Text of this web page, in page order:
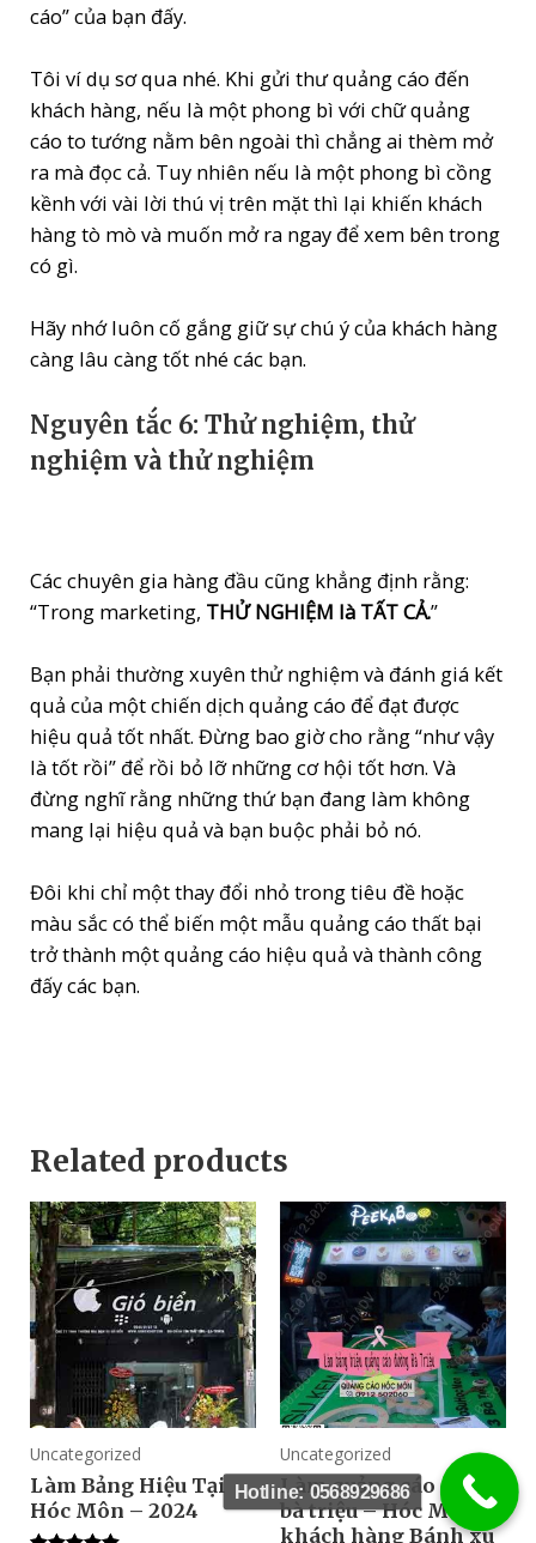
cáo” của bạn đấy.
Tôi ví dụ sơ qua nhé. Khi gửi thư quảng cáo đến
khách hàng, nếu là một phong bì với chữ quảng
cáo to tướng nằm bên ngoài thì chẳng ai thèm mở
ra mà đọc cả. Tuy nhiên nếu là một phong bì cồng
kềnh với vài lời thú vị trên mặt thì lại khiến khách
hàng tò mò và muốn mở ra ngay để xem bên trong
có gì.
Hãy nhớ luôn cố gắng giữ sự chú ý của khách hàng
càng lâu càng tốt nhé các bạn.
Nguyên tắc 6: Thử nghiệm, thử
nghiệm và thử nghiệm
Các chuyên gia hàng đầu cũng khẳng định rằng:
“Trong marketing, THỬ NGHIỆM là TẤT CẢ.”
Bạn phải thường xuyên thử nghiệm và đánh giá kết
quả của một chiến dịch quảng cáo để đạt được
hiệu quả tốt nhất. Đừng bao giờ cho rằng “như vậy
là tốt rồi” để rồi bỏ lỡ những cơ hội tốt hơn. Và
đừng nghĩ rằng những thứ bạn đang làm không
mang lại hiệu quả và bạn buộc phải bỏ nó.
Đôi khi chỉ một thay đổi nhỏ trong tiêu đề hoặc
màu sắc có thể biến một mẫu quảng cáo thất bại
trở thành một quảng cáo hiệu quả và thành công
đấy các bạn.
Related products
Uncategorized
Làm Bảng Hiệu Tại
Hóc Môn – 2024
Uncategorized
Làm quảng cáo đường
bà triệu – Hóc Môn –
khách hàng Bánh xu
Hotline: 0568929686